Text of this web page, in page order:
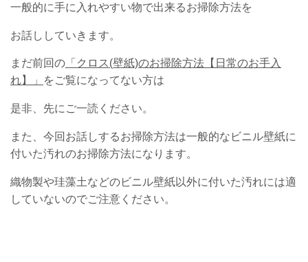
一般的に手に入れやすい物で出来るお掃除方法を
お話ししていきます。
まだ前回の 「クロス(壁紙)のお掃除方法【日常のお手入
れ】」
をご覧になってない方は
是非、先にご一読ください。
また、今回お話しするお掃除方法は一般的な ビニル壁紙に
付いた汚れのお掃除方法になります。
織物製や珪藻土などのビニル壁紙以外に付いた汚れには適
していないのでご注意ください。